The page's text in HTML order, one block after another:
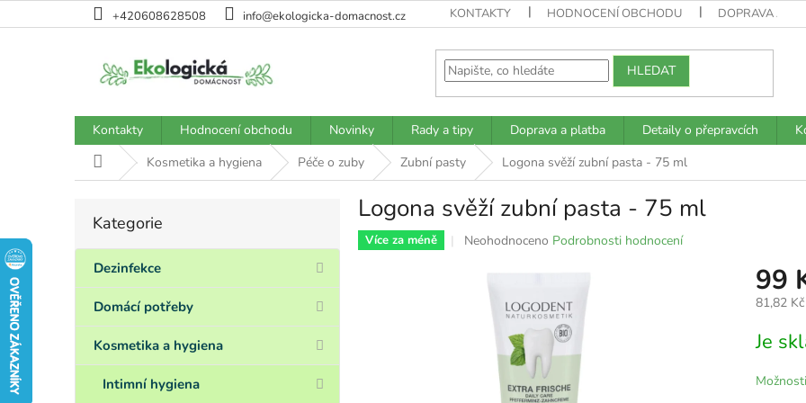
na
+420608628508 info@ekologicka-domacnost.cz KONTAKTY HODNOCENÍ OBCHODU DOPRAVA A
HLEDAT
Kontakty Hodnocení obchodu Novinky Rady a tipy Doprava a platba Detaily o přepravcích
Domů Kosmetika a hygiena Péče o zuby Zubní pasty Logona svěží zubní pasta - 75 ml
s
r
n
í
Přeskočit
Kategorie
Dezinfekce
Domácí potřeby
Kosmetika a hygiena
Intimní hygiena
Logona svěží zubní pasta - 75 ml
Více za méně
Průměrné
hvězdiček.
Neohodnoceno Podrobnosti hodnocení
99
81,82
cena:
Je